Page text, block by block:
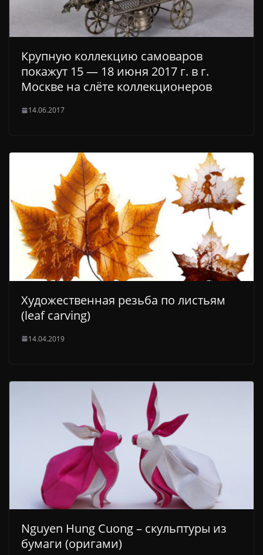
Крупную коллекцию самоваров
покажут 15 — 18 июня 2017 г. в г.
Москве на слёте коллекционеров
14.06.2017
Художественная резьба по листьям
(leaf carving)
14.04.2019
Nguyen Hung Cuong – скульптуры из
бумаги (оригами)